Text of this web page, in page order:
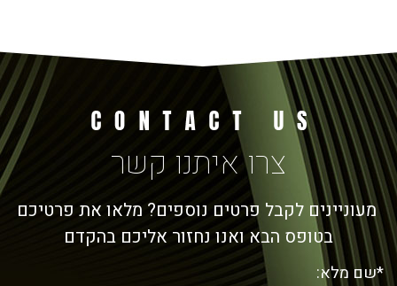
צרו איתנו קשר
מעוניינים לקבל פרטים נוספים? מלאו את פרטיכם
בטופס הבא ואנו נחזור אליכם בהקדם
*שם מלא: